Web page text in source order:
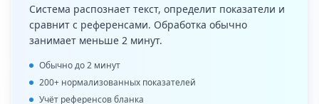
Система распознает текст, определит показатели и
сравнит с референсами. Обработка обычно
занимает меньше 2 минут.
Обычно до 2 минут
200+ нормализованных показателей
Учёт референсов бланка